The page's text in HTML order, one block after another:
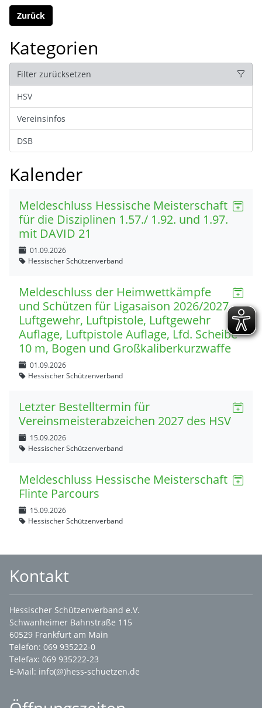
Zurück
Kategorien
Filter zurücksetzen
HSV
Vereinsinfos
DSB
Kalender
Meldeschluss Hessische Meisterschaft
für die Disziplinen 1.57./ 1.92. und 1.97.
mit DAVID 21
01.09.2026
Hessischer Schützenverband
Meldeschluss der Heimwettkämpfe
und Schützen für Ligasaison 2026/2027
Luftgewehr, Luftpistole, Luftgewehr
Auflage, Luftpistole Auflage, Lfd. Scheibe
10 m, Bogen und Großkaliberkurzwaffe
01.09.2026
Hessischer Schützenverband
Letzter Bestelltermin für
Vereinsmeisterabzeichen 2027 des HSV
15.09.2026
Hessischer Schützenverband
Meldeschluss Hessische Meisterschaft
Flinte Parcours
15.09.2026
Hessischer Schützenverband
Kontakt
Hessischer Schützenverband e.V.
Schwanheimer Bahnstraße 115
60529 Frankfurt am Main
Telefon: 069 935222-0
Telefax: 069 935222-23
E-Mail: info(@)hess-schuetzen.de